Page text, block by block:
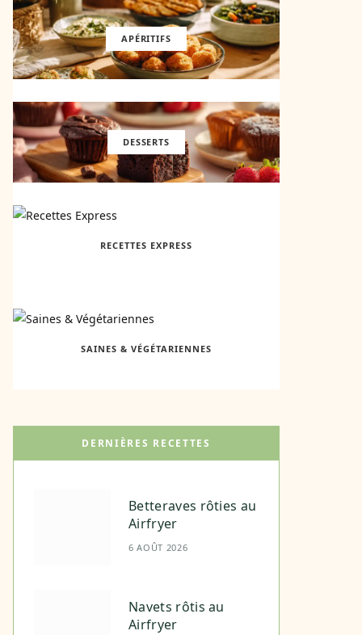
APÉRITIFS
DESSERTS
RECETTES EXPRESS
SAINES & VÉGÉTARIENNES
DERNIÈRES RECETTES
Betteraves rôties au
Airfryer
6 AOÛT 2026
Navets rôtis au
Airfryer